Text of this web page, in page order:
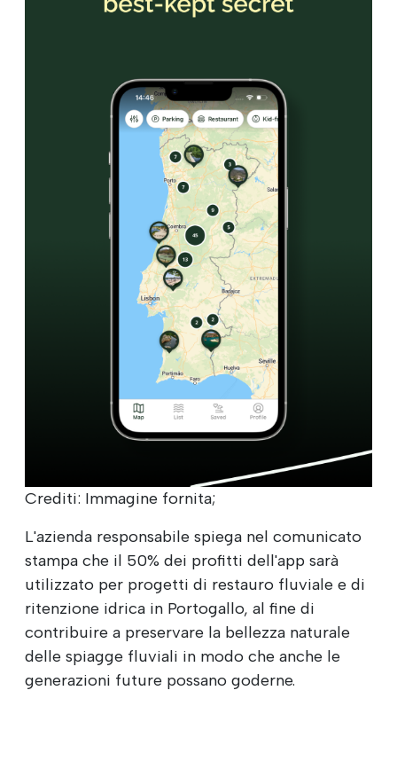
Crediti: Immagine fornita;
L'azienda responsabile spiega nel comunicato
stampa che il 50% dei profitti dell'app sarà
utilizzato per progetti di restauro fluviale e di
ritenzione idrica in Portogallo, al fine di
contribuire a preservare la bellezza naturale
delle spiagge fluviali in modo che anche le
generazioni future possano goderne.